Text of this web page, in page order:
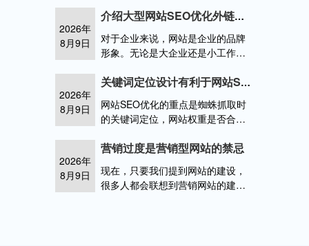
与此相比。站点导航经常被优化器
要功如何对网站的导航进行优化
2026年
8月9日
介绍大型网站SEO优化外链建设技巧
对于企业来说，网站是企业的品牌
形象。无论是大企业还是小工作
更多的用户流量，然后将其转化为
时网站seo外链平台
2026年
8月9日
关键词定位设计有利于网站SEO优化蜘蛛抓取
网站SEO优化的重点是蜘蛛抓取时
的关键词定位，网站权重是否合理
在优化的开始，网站需要设计关键
后排名指定网站中关键词搜索
2026年
8月9日
营销过度是营销型网站的禁忌
现在，只要我们提到网站的建设，
很多人都会联想到营销网站的建